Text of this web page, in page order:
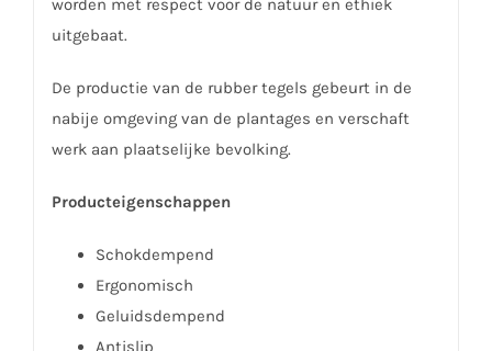
worden met respect voor de natuur en ethiek
uitgebaat.
De productie van de rubber tegels gebeurt in de
nabije omgeving van de plantages en verschaft
werk aan plaatselijke bevolking.
Producteigenschappen
Schokdempend
Ergonomisch
Geluidsdempend
Antislip